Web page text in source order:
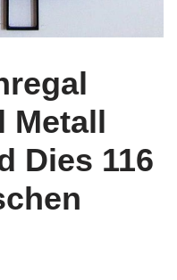
Metall
Dies 116